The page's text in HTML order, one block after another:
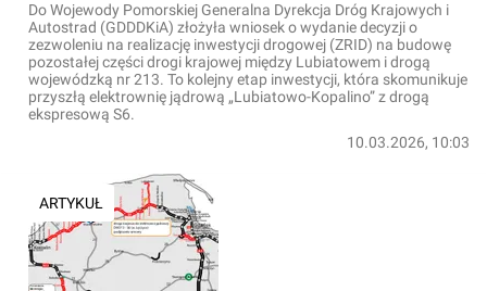
Do Wojewody Pomorskiej Generalna Dyrekcja Dróg Krajowych i
Autostrad (GDDDKiA) złożyła wniosek o wydanie decyzji o
zezwoleniu na realizację inwestycji drogowej (ZRID) na budowę
pozostałej części drogi krajowej między Lubiatowem i drogą
wojewódzką nr 213. To kolejny etap inwestycji, która skomunikuje
przyszłą elektrownię jądrową „Lubiatowo-Kopalino” z drogą
ekspresową S6.
10.03.2026, 10:03
ARTYKUŁ